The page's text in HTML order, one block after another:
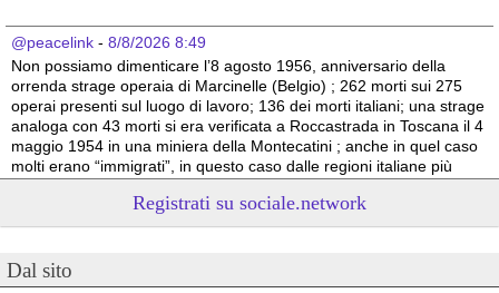
@peacelink - 8/8/2026 8:49
Non possiamo dimenticare l’8 agosto 1956, anniversario della
orrenda strage operaia di Marcinelle (Belgio) ; 262 morti sui 275
operai presenti sul luogo di lavoro; 136 dei morti italiani; una strage
analoga con 43 morti si era verificata a Roccastrada in Toscana il 4
maggio 1954 in una miniera della Montecatini ; anche in quel caso
molti erano “immigrati”, in questo caso dalle regioni italiane più
Vito Totire, portavoce RETE NAZIONALE LAVORO SICURO
#migranti #lavoratori #Marcinelle
Registrati su sociale.network
Dal sito